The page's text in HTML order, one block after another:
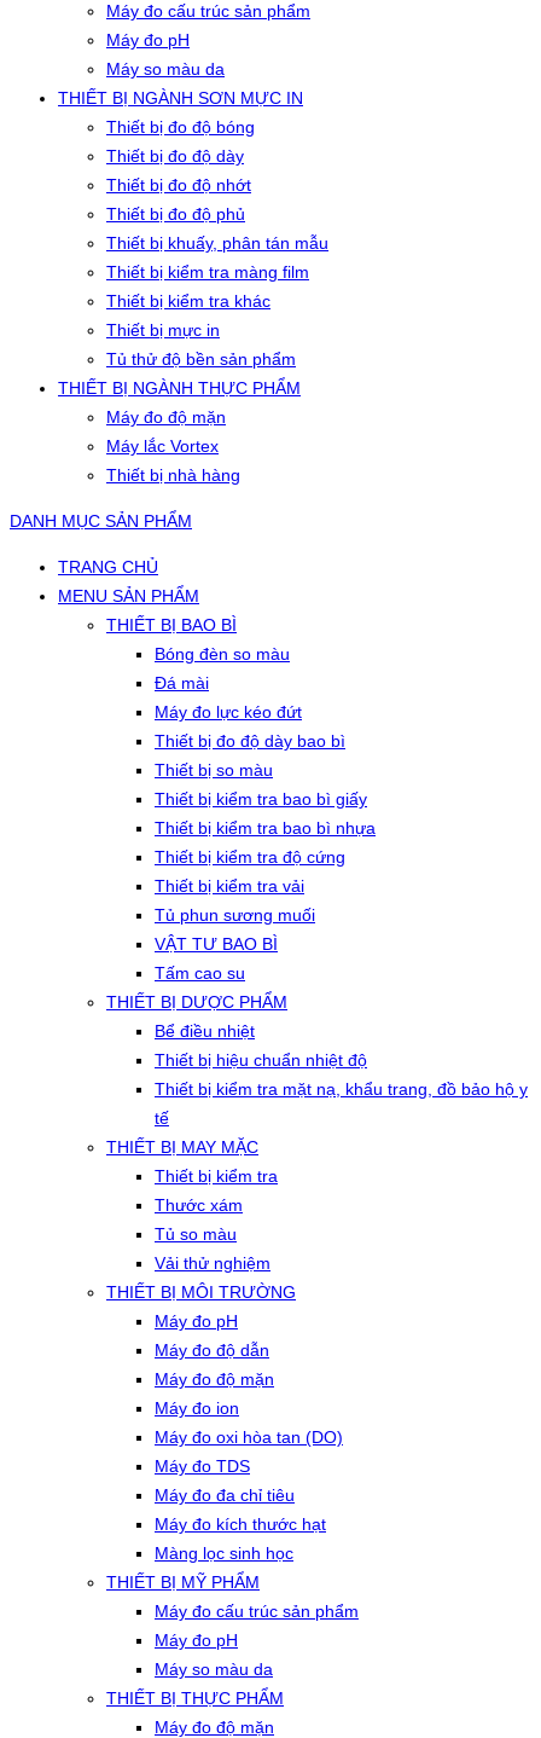
Máy đo cấu trúc sản phẩm
Máy đo pH
Máy so màu da
THIẾT BỊ NGÀNH SƠN MỰC IN
Thiết bị đo độ bóng
Thiết bị đo độ dày
Thiết bị đo độ nhớt
Thiết bị đo độ phủ
Thiết bị khuấy, phân tán mẫu
Thiết bị kiểm tra màng film
Thiết bị kiểm tra khác
Thiết bị mực in
Tủ thử độ bền sản phẩm
THIẾT BỊ NGÀNH THỰC PHẨM
Máy đo độ mặn
Máy lắc Vortex
Thiết bị nhà hàng
DANH MỤC SẢN PHẨM
TRANG CHỦ
MENU SẢN PHẨM
THIẾT BỊ BAO BÌ
Bóng đèn so màu
Đá mài
Máy đo lực kéo đứt
Thiết bị đo độ dày bao bì
Thiết bị so màu
Thiết bị kiểm tra bao bì giấy
Thiết bị kiểm tra bao bì nhựa
Thiết bị kiểm tra độ cứng
Thiết bị kiểm tra vải
Tủ phun sương muối
VẬT TƯ BAO BÌ
Tấm cao su
THIẾT BỊ DƯỢC PHẨM
Bể điều nhiệt
Thiết bị hiệu chuẩn nhiệt độ
Thiết bị kiểm tra mặt nạ, khẩu trang, đồ bảo hộ y
tế
THIẾT BỊ MAY MẶC
Thiết bị kiểm tra
Thước xám
Tủ so màu
Vải thử nghiệm
THIẾT BỊ MÔI TRƯỜNG
Máy đo pH
Máy đo độ dẫn
Máy đo độ mặn
Máy đo ion
Máy đo oxi hòa tan (DO)
Máy đo TDS
Máy đo đa chỉ tiêu
Máy đo kích thước hạt
Màng lọc sinh học
THIẾT BỊ MỸ PHẨM
Máy đo cấu trúc sản phẩm
Máy đo pH
Máy so màu da
THIẾT BỊ THỰC PHẨM
Máy đo độ mặn